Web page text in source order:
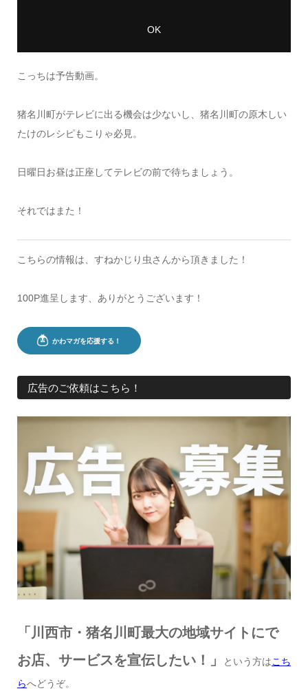
こっちは予告動画。
猪名川町がテレビに出る機会は少ないし、猪名川町の原木しい
たけのレシピもこりゃ必見。
日曜日お昼は正座してテレビの前で待ちましょう。
それではまた！
こちらの情報は、すねかじり虫さんから頂きました！
100P進呈します、ありがとうございます！
広告のご依頼はこちら！
「川西市・猪名川町最大の地域サイトにで
お店、サービスを宣伝したい！」
という方はこち
らへどうぞ。